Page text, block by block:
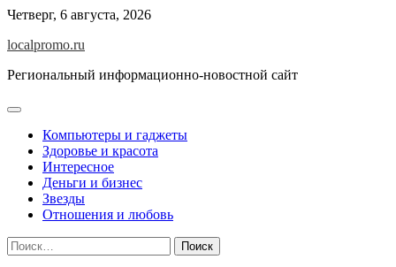
Перейти
содержимому
Четверг, 6 августа, 2026
localpromo.ru
Региональный информационно-новостной сайт
Компьютеры и гаджеты
Здоровье и красота
Интересное
Деньги и бизнес
Звезды
Отношения и любовь
Найти: